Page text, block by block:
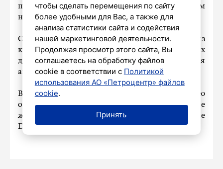
попала в яблочко, настолько все в этом
необычном действе гармонично.
Спектакль поставлен по пьесе одного из
крупнейших современных шведских
драматургов Ларса Нурена. Он является
автором нескольких десятков драм.
Выходя из зала, чувствуешь некую
опустошенность и одновременно острое
желание переслушать любимые песни The
Doors.
чтобы сделать перемещения по сайту
более удобными для Вас, а также для
анализа статистики сайта и содействия
нашей маркетинговой деятельности.
Продолжая просмотр этого сайта, Вы
соглашаетесь на обработку файлов
cookie в соответствии с Политикой
использования АО «Петроцентр» файлов
cookie.
Принять